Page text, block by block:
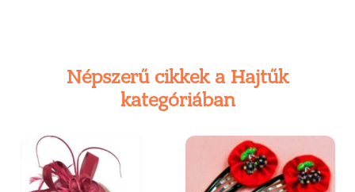
Népszerű cikkek a Hajtűk
kategóriában